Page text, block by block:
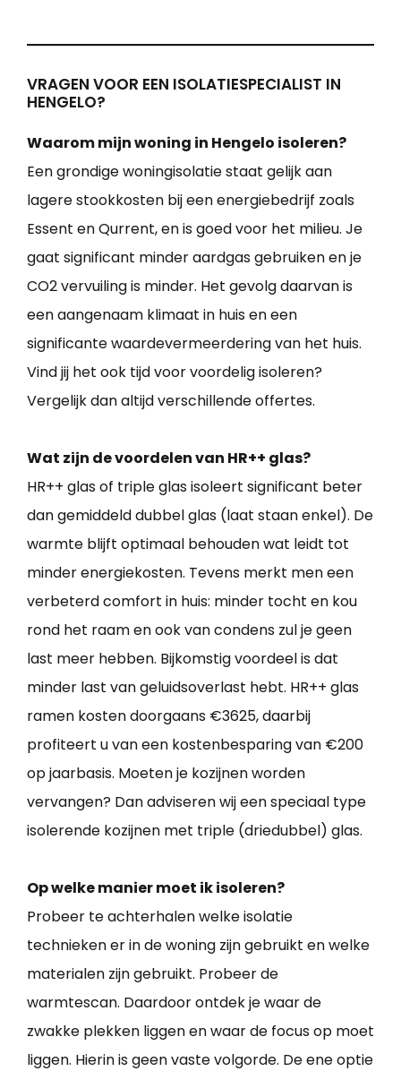
VRAGEN VOOR EEN ISOLATIESPECIALIST IN
HENGELO?
Waarom mijn woning in Hengelo isoleren?
Een grondige woningisolatie staat gelijk aan
lagere stookkosten bij een energiebedrijf zoals
Essent en Qurrent, en is goed voor het milieu. Je
gaat significant minder aardgas gebruiken en je
CO2 vervuiling is minder. Het gevolg daarvan is
een aangenaam klimaat in huis en een
significante waardevermeerdering van het huis.
Vind jij het ook tijd voor voordelig isoleren?
Vergelijk dan altijd verschillende offertes.
Wat zijn de voordelen van HR++ glas?
HR++ glas of triple glas isoleert significant beter
dan gemiddeld dubbel glas (laat staan enkel). De
warmte blijft optimaal behouden wat leidt tot
minder energiekosten. Tevens merkt men een
verbeterd comfort in huis: minder tocht en kou
rond het raam en ook van condens zul je geen
last meer hebben. Bijkomstig voordeel is dat
minder last van geluidsoverlast hebt. HR++ glas
ramen kosten doorgaans €3625, daarbij
profiteert u van een kostenbesparing van €200
op jaarbasis. Moeten je kozijnen worden
vervangen? Dan adviseren wij een speciaal type
isolerende kozijnen met triple (driedubbel) glas.
Op welke manier moet ik isoleren?
Probeer te achterhalen welke isolatie
technieken er in de woning zijn gebruikt en welke
materialen zijn gebruikt. Probeer de
warmtescan. Daardoor ontdek je waar de
zwakke plekken liggen en waar de focus op moet
liggen. Hierin is geen vaste volgorde. De ene optie